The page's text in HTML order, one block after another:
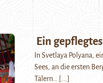
Ein
In Svetlaya Polyana,
Sees, an die ersten
Tälern…
[...]